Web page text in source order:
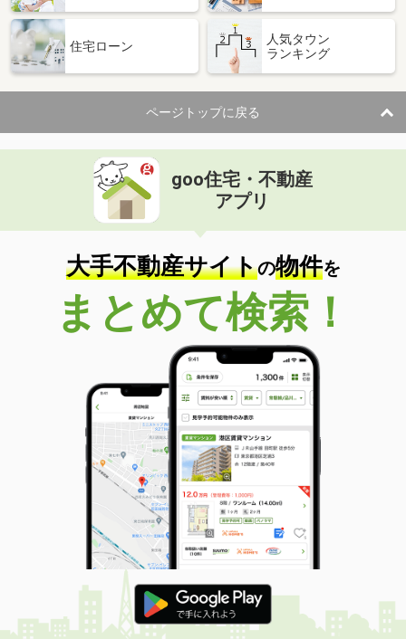
住宅ローン
人気タウン
ランキング
ページトップに戻る
goo住宅・不動産
アプリ
大手不動産サイトの物件を
まとめて検索！